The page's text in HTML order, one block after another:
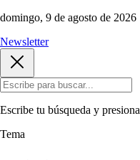
domingo, 9 de agosto de 2026
Newsletter
Escribe tu búsqueda y presiona
Tema